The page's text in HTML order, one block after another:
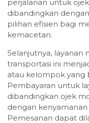
perjalanan untuk
dibandingkan
pilihan efisien bagi
kemacetan.
Selanjutnya, layanan
transportasi ini
atau kelompok yang
Pembayaran untuk
dibandingkan ojek
dengan
Pemesanan dapat